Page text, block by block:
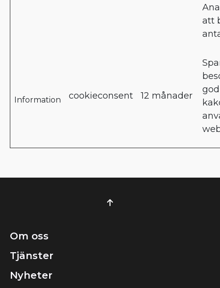
att
Information cookieconsent 12 månader
Om oss
Tjänster
Nyheter